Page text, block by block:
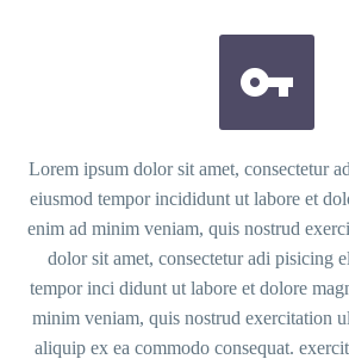


Lorem ipsum dolor sit amet, consectetur
eiusmod tempor incididunt ut labore et
enim ad minim veniam, quis nostrud
dolor sit amet, consectetur adi pisicing
tempor inci didunt ut labore et dolore
minim veniam, quis nostrud exercitation
aliquip ex ea commodo consequat.